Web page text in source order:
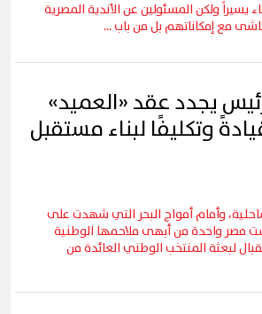
يسيراً ولكن المسئولين عن الأندية المصرية
مع إمكاناتهم بل من باب ...
يجدد عقد «العميد»
وتكليفًا لبناء مستقبل
وأمام أمواج البحر التي شهدت على
مصر واحدة من أبهى ملاحمها الوطنية
لبعثة المنتخب الوطني العائدة من